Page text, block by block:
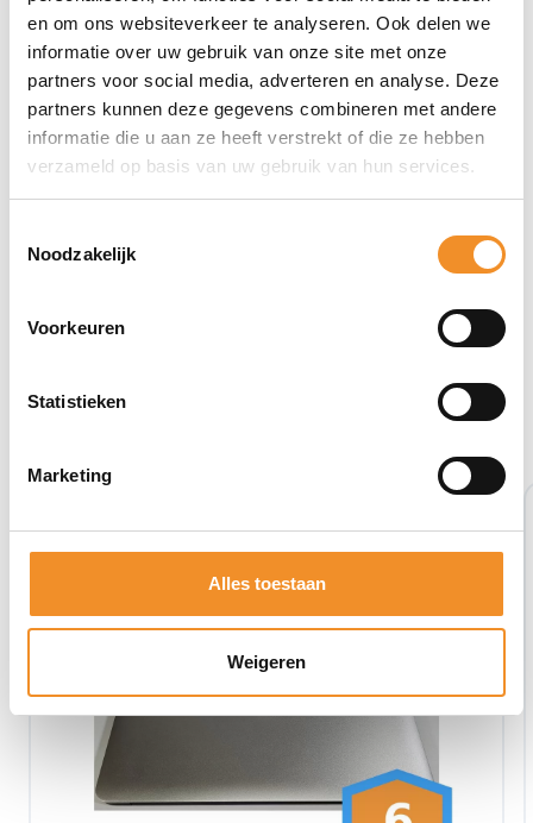
en om ons websiteverkeer te analyseren. Ook delen we
informatie over uw gebruik van onze site met onze
partners voor social media, adverteren en analyse. Deze
partners kunnen deze gegevens combineren met andere
informatie die u aan ze heeft verstrekt of die ze hebben
verzameld op basis van uw gebruik van hun services.
Noodzakelijk
Voorkeuren
Statistieken
Marketing
Alles toestaan
Weigeren
Bekijk ook eens deze producten